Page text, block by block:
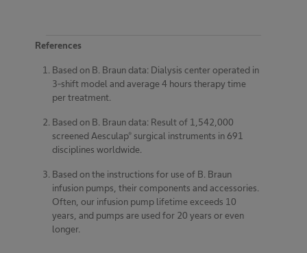
References
Based on B. Braun data: Dialysis center operated in
3-shift model and average 4 hours therapy time
per treatment.
Based on B. Braun data: Result of 1,542,000
screened Aesculap® surgical instruments in 691
disciplines worldwide.
Based on the instructions for use of B. Braun
infusion pumps, their components and accessories.
Often, our infusion pump lifetime exceeds 10
years, and pumps are used for 20 years or even
longer.